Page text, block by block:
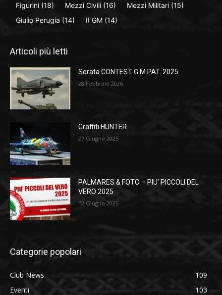
Figurini (18) Mezzi Civili (16) Mezzi Militari (15)
Giulio Perugia (14) II GM (14)
Articoli più letti
Serata CONTEST G.M.PAT. 2025
28 Febbraio 2026
Graffiti HUNTER
27 Giugno 2025
PALMARES & FOTO – PIU’ PICCOLI DEL
VERO 2025
12 Giugno 2025
Categorie popolari
Club News
109
Eventi
103